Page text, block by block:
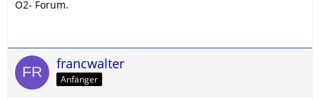
O2- Forum.
francwalter
Anfänger